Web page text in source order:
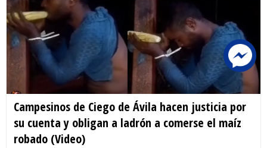
Campesinos de Ciego de Ávila hacen justicia por
su cuenta y obligan a ladrón a comerse el maíz
robado (Video)